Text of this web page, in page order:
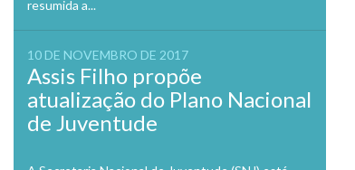
resumida a...
10 DE NOVEMBRO DE 2017
Assis Filho propõe
atualização do Plano Nacional
de Juventude